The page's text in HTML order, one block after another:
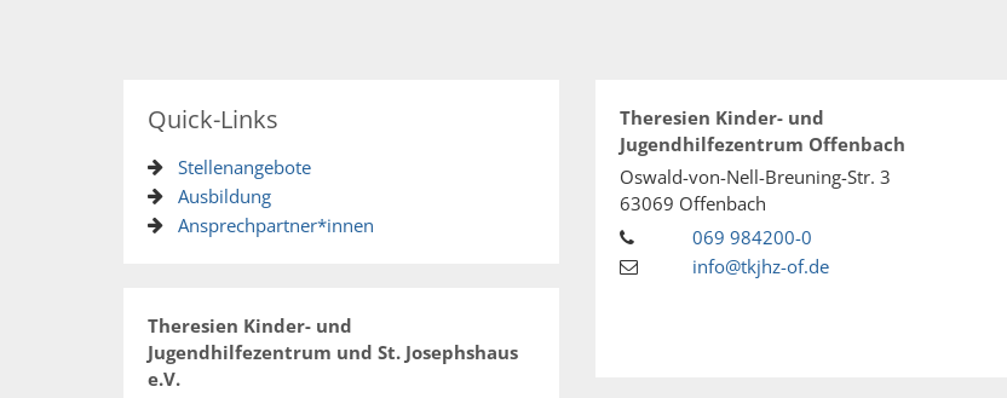
Quick-Links
Stellenangebote
Ausbildung
Ansprechpartner*innen
Theresien Kinder- und
Jugendhilfezentrum und St. Josephshaus
e.V.
Theresien Kinder- und
Jugendhilfezentrum Offenbach
Oswald-von-Nell-Breuning-Str. 3
63069 Offenbach
069 984200-0
info@tkjhz-of.de